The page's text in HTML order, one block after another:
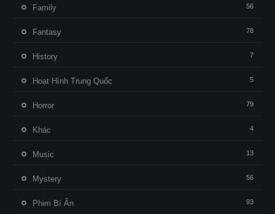
Family 56
Fantasy 78
History 7
Hoạt Hình Trung Quốc 5
Horror 79
Khác 4
Music 13
Mystery 56
Phim Bí Ẩn 93